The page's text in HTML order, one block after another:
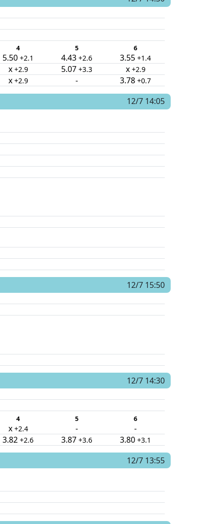
4 5 6
5.50 +2.1 4.43 +2.6 3.55 +1.4
x +2.9 5.07 +3.3 x +2.9
x +2.9 - 3.78 +0.7
12/7 14:05
12/7 15:50
12/7 14:30
4 5 6
x +2.4 - -
3.82 +2.6 3.87 +3.6 3.80 +3.1
12/7 13:55